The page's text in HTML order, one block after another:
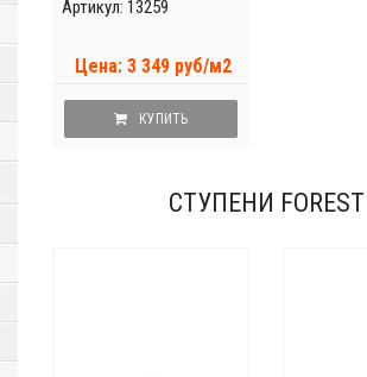
Артикул: 13259
Цена: 3 349 руб/м2
КУПИТЬ
СТУПЕНИ FOREST